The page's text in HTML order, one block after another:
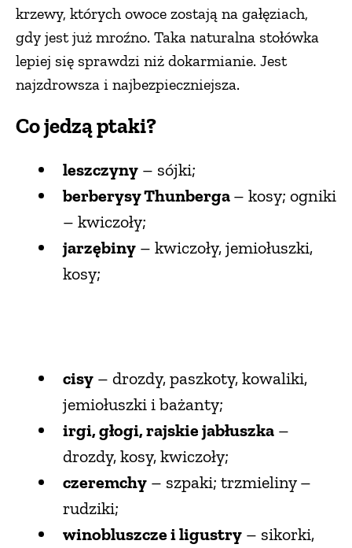
krzewy, których owoce zostają na gałęziach,
gdy jest już mroźno. Taka naturalna stołówka
lepiej się sprawdzi niż dokarmianie. Jest
najzdrowsza i najbezpieczniejsza.
Co jedzą ptaki?
leszczyny – sójki;
berberysy Thunberga– kosy; ogniki
– kwiczoły;
jarzębiny – kwiczoły, jemiołuszki,
kosy;
cisy – drozdy, paszkoty, kowaliki,
jemiołuszki i bażanty;
irgi, głogi, rajskie jabłuszka –
drozdy, kosy, kwiczoły;
czeremchy – szpaki; trzmieliny –
rudziki;
winobluszcze i ligustry – sikorki,
PRZEPISY
ŚNIADANIA
PRZYSTAWKI
ZUPY
DANIA GŁÓWNE
PRZETWORY
INNE